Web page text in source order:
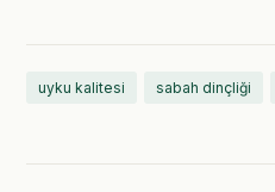
uyku kalitesi sabah dinçliği